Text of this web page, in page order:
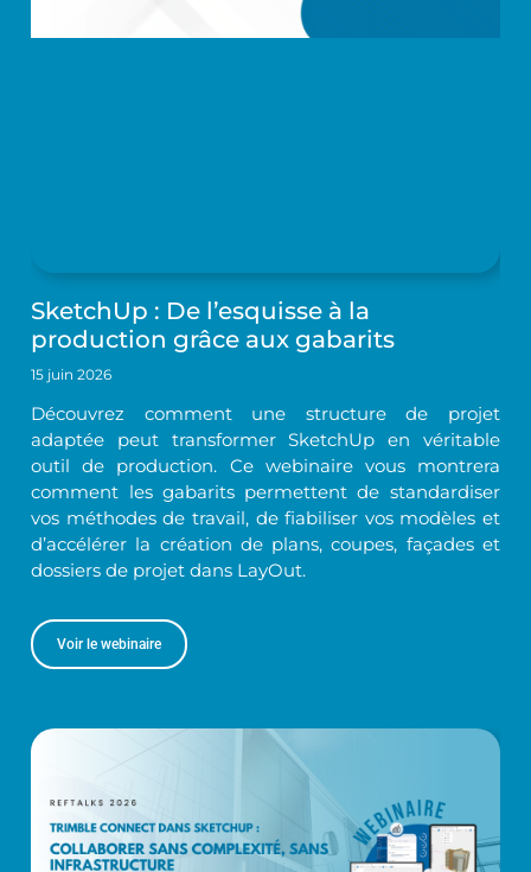
SketchUp : De l’esquisse à la
production grâce aux gabarits
15 juin 2026
Découvrez comment une structure de projet
adaptée peut transformer SketchUp en véritable
outil de production. Ce webinaire vous montrera
comment les gabarits permettent de standardiser
vos méthodes de travail, de fiabiliser vos modèles et
d’accélérer la création de plans, coupes, façades et
dossiers de projet dans LayOut.
Voir le webinaire